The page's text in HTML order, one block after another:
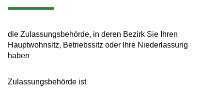
die Zulassungsbehörde, in deren Bezirk Sie Ihren
Hauptwohnsitz, Betriebssitz oder Ihre Niederlassung
haben
Zulassungsbehörde ist